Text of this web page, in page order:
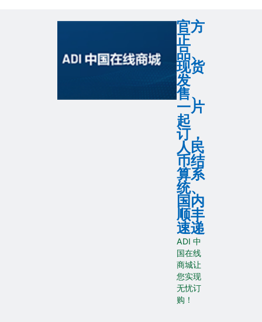
官方
正
品、
现货
发
售、
一片
起
订，
人民
币结
算系
统、
国内
顺丰
速递
ADI 中
国在线
商城让
您实现
无忧订
购！